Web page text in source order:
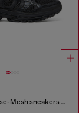
S-Pro-V-Dense-Mesh sneakers with Oval D logo